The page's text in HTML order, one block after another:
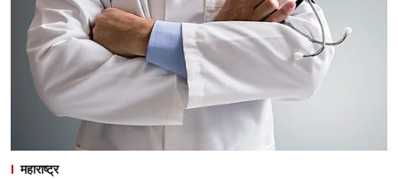
महाराष्ट्र